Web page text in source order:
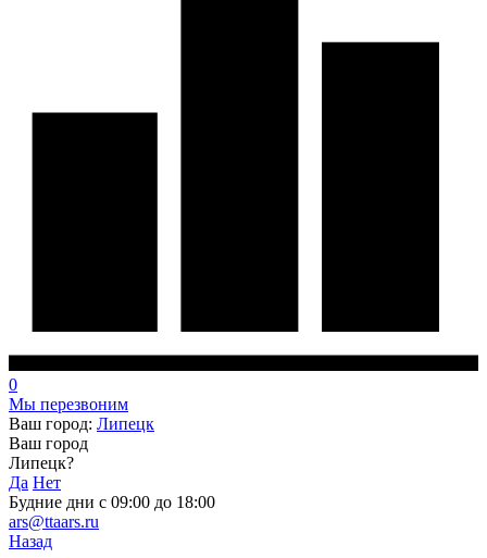
0
Мы перезвоним
Ваш город: Липецк
Ваш город
Липецк?
Да Нет
Будние дни с 09:00 до 18:00
ars@ttaars.ru
Назад